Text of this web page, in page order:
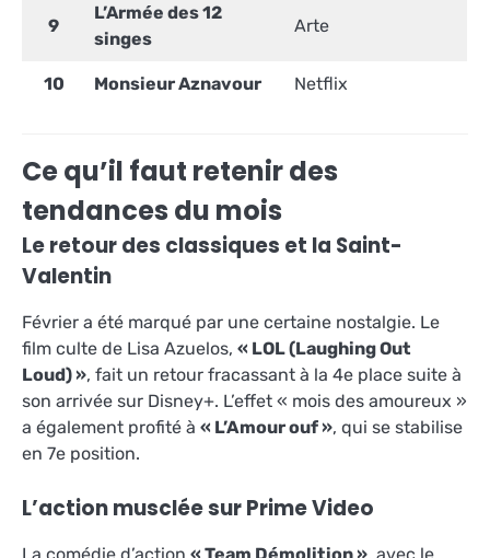
9
L’Armée des 12
singes
Arte
10 Monsieur Aznavour Netflix
Ce qu’il faut retenir des
tendances du mois
Le retour des classiques et la Saint-
Valentin
Février a été marqué par une certaine nostalgie. Le
film culte de Lisa Azuelos, « LOL (Laughing Out
Loud) », fait un retour fracassant à la 4e place suite à
son arrivée sur Disney+. L’effet « mois des amoureux »
a également profité à « L’Amour ouf », qui se stabilise
en 7e position.
L’action musclée sur Prime Video